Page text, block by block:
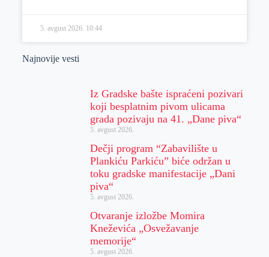
5. avgust 2026. 10:44
Najnovije vesti
Iz Gradske bašte ispraćeni pozivari
koji besplatnim pivom ulicama
grada pozivaju na 41. „Dane piva“
5. avgust 2026.
Dečji program “Zabavilište u
Plankiću Parkiću” biće održan u
toku gradske manifestacije „Dani
piva“
5. avgust 2026.
Otvaranje izložbe Momira
Kneževića „Osvežavanje
memorije“
5. avgust 2026.